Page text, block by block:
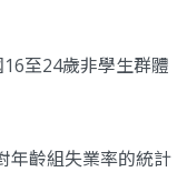
至24歲非學生群體
年齡組失業率的統計